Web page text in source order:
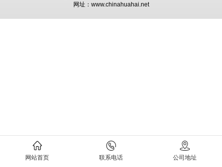
网站首页 联系电话 公司地址
网址：www.chinahuahai.net